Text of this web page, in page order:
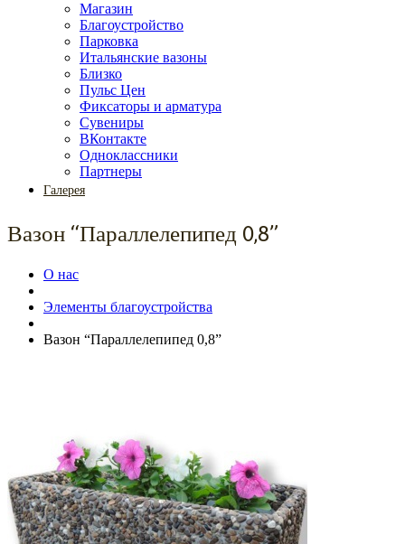
Магазин
Благоустройство
Парковка
Итальянские вазоны
Близко
Пульс Цен
Фиксаторы и арматура
Сувениры
ВКонтакте
Одноклассники
Партнеры
Галерея
Вазон “Параллелепипед 0,8”
О нас
Элементы благоустройства
Вазон “Параллелепипед 0,8”